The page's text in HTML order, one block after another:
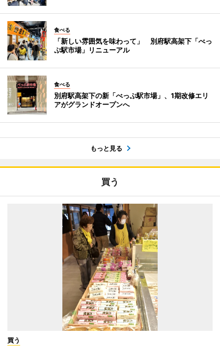
食べる
「新しい雰囲気を味わって」 別府駅高架下「べっ
ぷ駅市場」リニューアル
食べる
別府駅高架下の新「べっぷ駅市場」、1期改修エリ
アがグランドオープンへ
もっと見る
買う
買う